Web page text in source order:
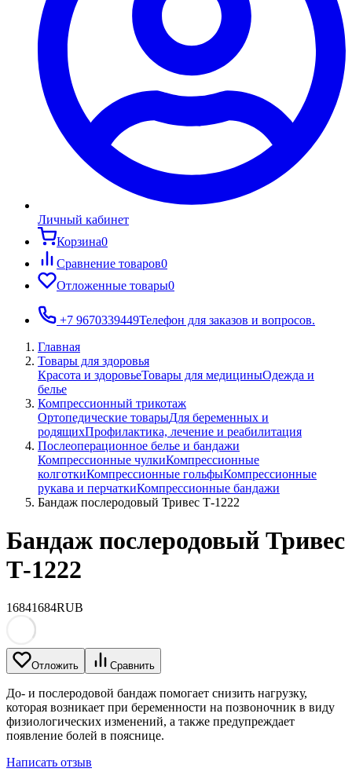
Личный кабинет
Корзина0
Сравнение товаров0
Отложенные товары0
+7 9670339449Телефон для заказов и вопросов.
Главная
Товары для здоровья
Красота и здоровьеТовары для медициныОдежда и
белье
Компрессионный трикотаж
Ортопедические товарыДля беременных и
родящихПрофилактика, лечение и реабилитация
Послеоперационное белье и бандажи
Компрессионные чулкиКомпрессионные
колготкиКомпрессионные гольфыКомпрессионные
рукава и перчаткиКомпрессионные бандажи
Бандаж послеродовый Тривес Т-1222
Бандаж послеродовый Тривес
Т-1222
16841684RUB
Отложить Сравнить
До- и послеродовой бандаж помогает снизить нагрузку,
которая возникает при беременности на позвоночник в виду
физиологических изменений, а также предупреждает
появление болей в пояснице.
Написать отзыв